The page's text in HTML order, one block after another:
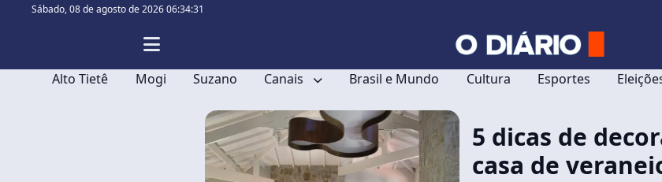
Sábado,08 de agosto de 2026 06:34:31
Alto Tietê Mogi Suzano Canais Brasil e Mundo Cultura Esportes
5 dicas de
casa de